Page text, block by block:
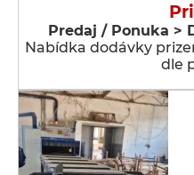
Predaj / Ponuka >
Nabídka dodávky
dle